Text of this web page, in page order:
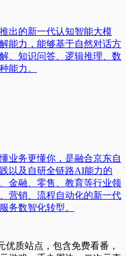
出的新一代认知智能大模
能力，能够基于自然对话方
、知识问答、逻辑推理、数
能力。
业务更懂你，是融合京东自
以及自研全链路AI能力的
金融、零售、教育等行业领
营销、流程自动化的新一代
务数智化转型。
质站点，包含免费看番，